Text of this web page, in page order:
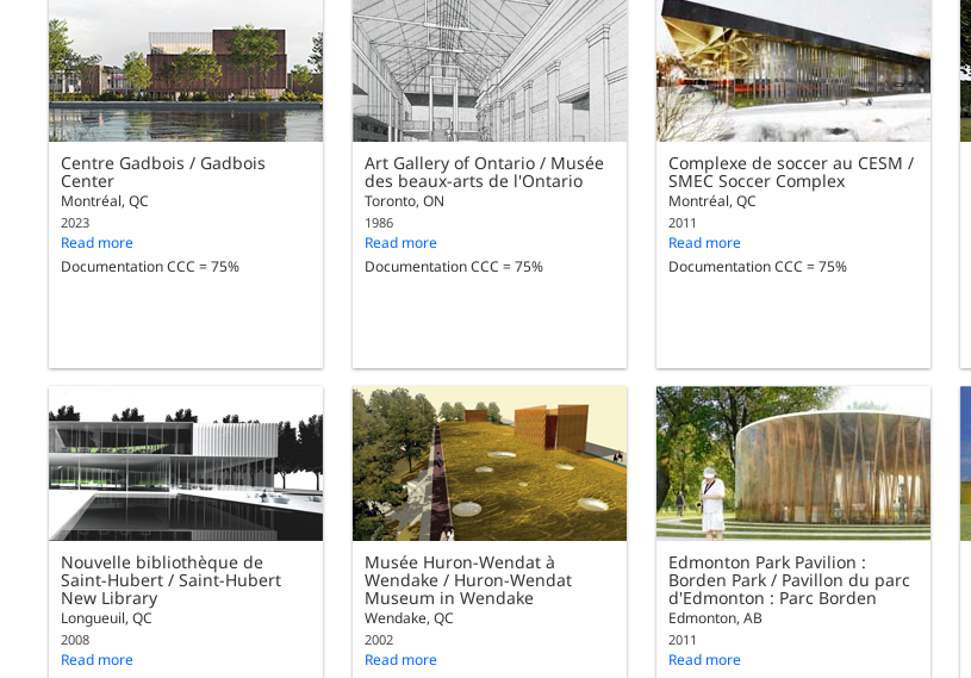
Centre Gadbois / Gadbois
Center
Montréal, QC
2023
Read more
Documentation CCC = 75%
Art Gallery of Ontario / Musée
des beaux-arts de l'Ontario
Toronto, ON
1986
Read more
Documentation CCC = 75%
Complexe de soccer au CESM /
SMEC Soccer Complex
Montréal, QC
2011
Read more
Documentation CCC = 75%
Nouvelle bibliothèque de
Saint-Hubert / Saint-Hubert
New Library
Longueuil, QC
2008
Read more
Musée Huron-Wendat à
Wendake / Huron-Wendat
Museum in Wendake
Wendake, QC
2002
Read more
Edmonton Park Pavilion :
Borden Park / Pavillon du parc
d'Edmonton : Parc Borden
Edmonton, AB
2011
Read more